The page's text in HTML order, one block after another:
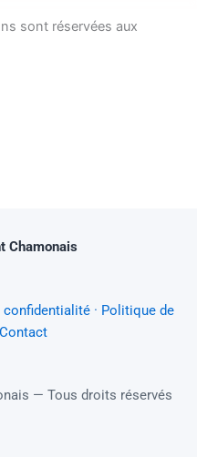
sont réservées aux
Chamonais
confidentialité · Politique de
Contact
— Tous droits réservés